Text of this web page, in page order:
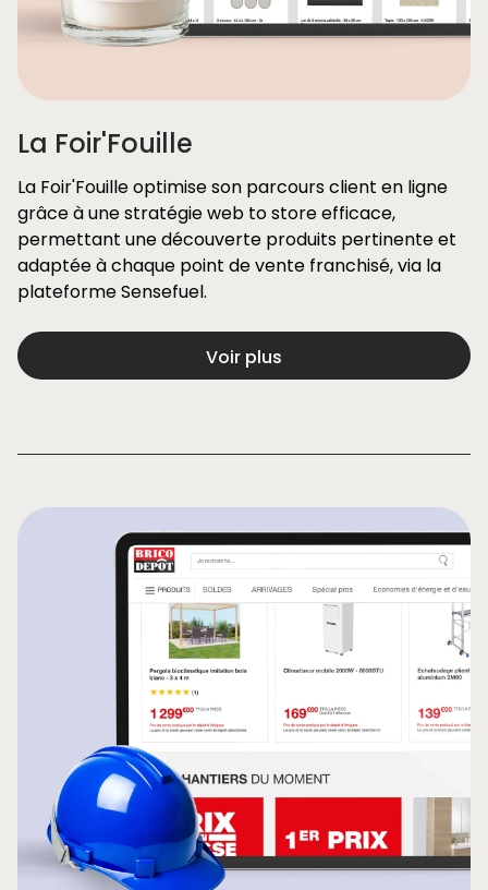
La Foir'Fouille
La Foir'Fouille optimise son parcours client en ligne
grâce à une stratégie web to store efficace,
permettant une découverte produits pertinente et
adaptée à chaque point de vente franchisé, via la
plateforme Sensefuel.
Voir plus